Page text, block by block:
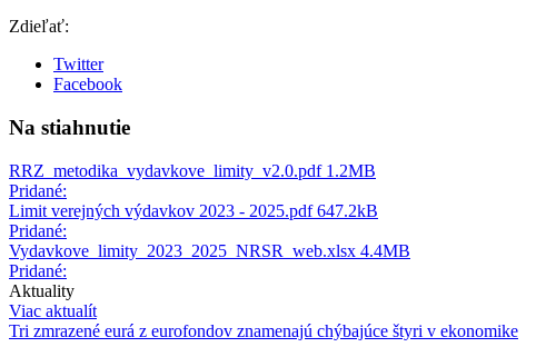
Zdieľať:
Twitter
Facebook
Na stiahnutie
RRZ_metodika_vydavkove_limity_v2.0.pdf 1.2MB
Pridané:
Limit verejných výdavkov 2023 - 2025.pdf647.2kB
Pridané:
Vydavkove_limity_2023_2025_NRSR_web.xlsx 4.4MB
Pridané:
Aktuality
Viac aktualít
Tri zmrazené eurá z eurofondov znamenajú chýbajúce štyri v ekonomike